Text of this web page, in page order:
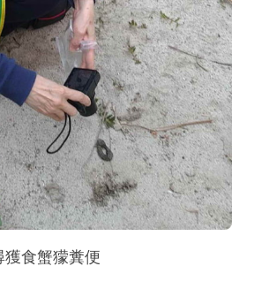
食蟹獴糞便